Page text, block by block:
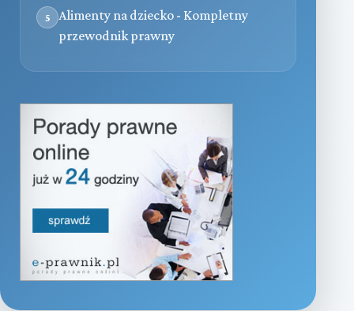
5
Alimenty na dziecko - Kompletny
przewodnik prawny